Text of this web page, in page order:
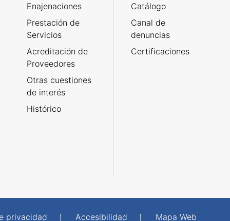
Enajenaciones
Prestación de
Servicios
Acreditación de
Proveedores
Otras cuestiones
de interés
Histórico
Catálogo
Canal de
denuncias
Certificaciones
privacidad Accesibilidad Mapa Web